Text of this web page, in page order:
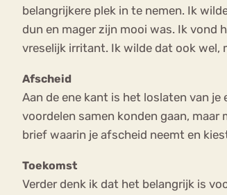
belangrijkere plek in te nemen. Ik
dun en mager zijn mooi was. Ik vond
vreselijk irritant. Ik wilde dat ook wel,
Afscheid
Aan de ene kant is het loslaten van
voordelen samen konden gaan,
brief waarin je afscheid neemt en
Toekomst
Verder denk ik dat het belangrijk is